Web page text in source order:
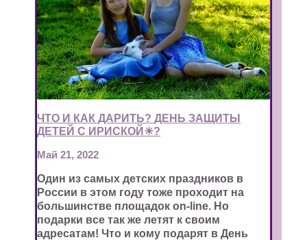
ЧТО И КАК ДАРИТЬ? ДЕНЬ ЗАЩИТЫ
ДЕТЕЙ С ИРИСКОЙ☀?
Май 21, 2022
Один из самых детских праздников в
России в этом году тоже проходит на
большинстве площадок on-line. Но
подарки все так же летят к своим
адресатам! Что и кому подарят в День